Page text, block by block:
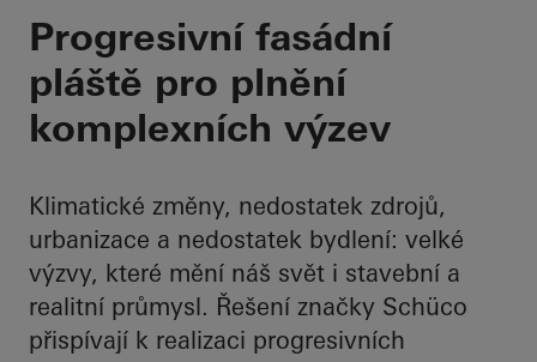
Váš partner pro
Progresivní fasádní
pláště pro plnění
komplexních výzev
Klimatické změny, nedostatek zdrojů,
urbanizace a nedostatek bydlení: velké
výzvy, které mění náš svět i stavební a
realitní průmysl. Řešení značky Schüco
přispívají k realizaci progresivních